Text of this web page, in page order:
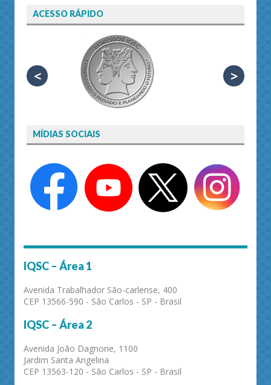
ACESSO RÁPIDO
< >
MÍDIAS SOCIAIS
IQSC – Área 1
Avenida Trabalhador São-carlense, 400
CEP 13566-590 - São Carlos - SP - Brasil
IQSC – Área 2
Avenida João Dagnone, 1100
Jardim Santa Angelina
CEP 13563-120 - São Carlos - SP - Brasil